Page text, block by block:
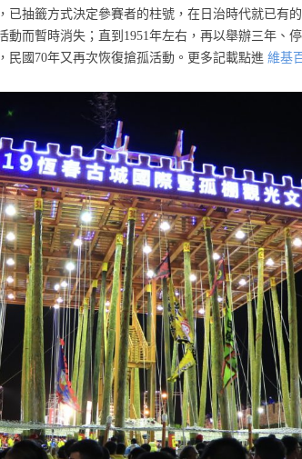
已抽籤方式決定參賽者的柱號，在日治時代就已有
動而暫時消失；直到1951年左右，再以舉辦三年、
民國70年又再次恢復搶孤活動。更多記載點進 維基